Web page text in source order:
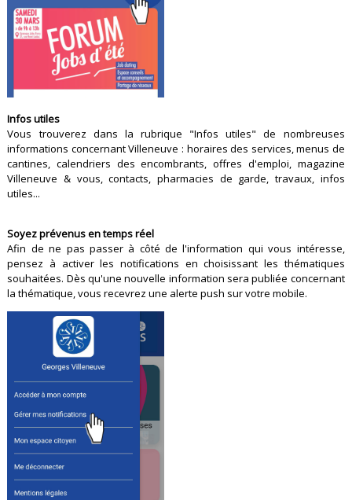
Infos utiles
Vous trouverez dans la rubrique "Infos utiles" de nombreuses
informations concernant Villeneuve : horaires des services, menus de
cantines, calendriers des encombrants, offres d'emploi, magazine
Villeneuve & vous, contacts, pharmacies de garde, travaux, infos
utiles...
Soyez prévenus en temps réel
Afin de ne pas passer à côté de l'information qui vous intéresse,
pensez à activer les notifications en choisissant les thématiques
souhaitées. Dès qu'une nouvelle information sera publiée concernant
la thématique, vous recevrez une alerte push sur votre mobile.